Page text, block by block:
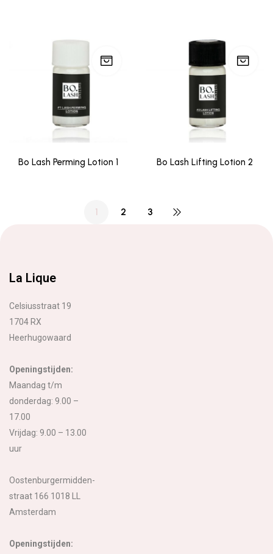
Bo Lash Perming Lotion 1 Bo Lash Lifting Lotion 2
1 2 3
La Lique
Celsiusstraat 19
1704 RX
Heerhugowaard
Openingstijden:
Maandag t/m
donderdag: 9.00 –
17.00
Vrijdag: 9.00 – 13.00
uur
Oostenburgermidden-
straat 166 1018 LL
Amsterdam
Openingstijden: